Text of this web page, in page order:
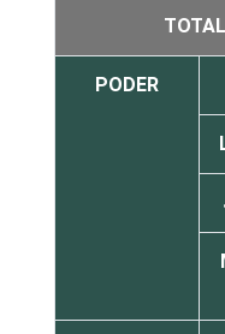
TOTAL
PODER